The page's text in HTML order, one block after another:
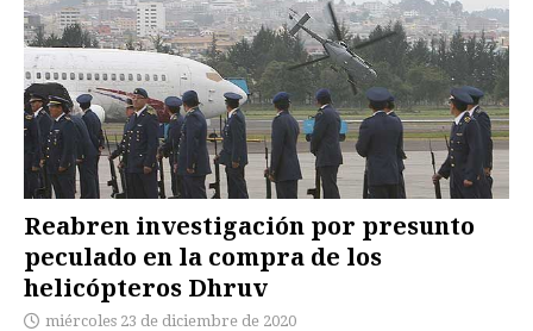
Reabren investigación por presunto
peculado en la compra de los
helicópteros Dhruv
miércoles 23 de diciembre de 2020